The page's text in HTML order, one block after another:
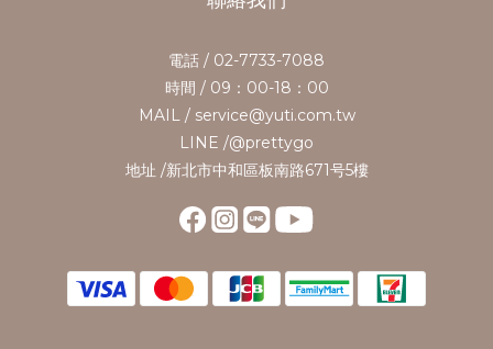
電話 / 02-7733-7088
時間 / 09：00-18：00
MAIL / service@yuti.com.tw
LINE /@prettygo
地址 /新北市中和區板南路671号5樓